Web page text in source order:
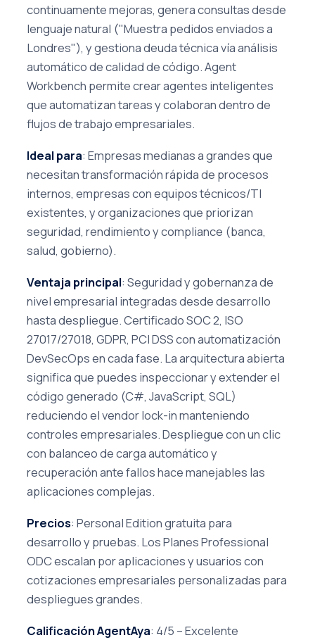
continuamente mejoras, genera consultas desde
lenguaje natural ("Muestra pedidos enviados a
Londres"), y gestiona deuda técnica vía análisis
automático de calidad de código. Agent
Workbench permite crear agentes inteligentes
que automatizan tareas y colaboran dentro de
flujos de trabajo empresariales.
Ideal para: Empresas medianas a grandes que
necesitan transformación rápida de procesos
internos, empresas con equipos técnicos/TI
existentes, y organizaciones que priorizan
seguridad, rendimiento y compliance (banca,
salud, gobierno).
Ventaja principal: Seguridad y gobernanza de
nivel empresarial integradas desde desarrollo
hasta despliegue. Certificado SOC 2, ISO
27017/27018, GDPR, PCI DSS con automatización
DevSecOps en cada fase. La arquitectura abierta
significa que puedes inspeccionar y extender el
código generado (C#, JavaScript, SQL)
reduciendo el vendor lock-in manteniendo
controles empresariales. Despliegue con un clic
con balanceo de carga automático y
recuperación ante fallos hace manejables las
aplicaciones complejas.
Precios: Personal Edition gratuita para
desarrollo y pruebas. Los Planes Professional
ODC escalan por aplicaciones y usuarios con
cotizaciones empresariales personalizadas para
despliegues grandes.
Calificación AgentAya: 4/5 – Excelente